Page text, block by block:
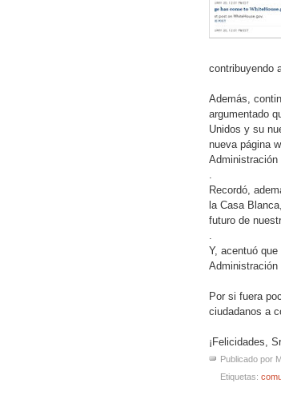
contribuyendo
Además,
argumentado
Unidos y su
nueva página
Administración
Recordó,
la Casa
futuro de
Y, acentuó que
Administración
Por si fuera
ciudadanos a
¡Felicidades,
Publicado por
Etiquetas: